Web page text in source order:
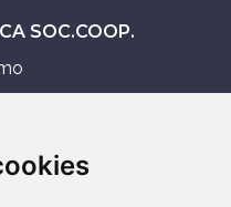
SOC.COOP.